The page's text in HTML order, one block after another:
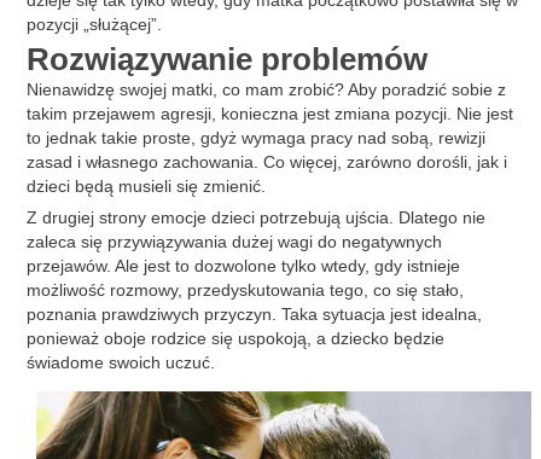
pozycji „służącej”.
Rozwiązywanie problemów
Nienawidzę swojej matki, co mam zrobić? Aby poradzić sobie z
takim przejawem agresji, konieczna jest zmiana pozycji. Nie jest
to jednak takie proste, gdyż wymaga pracy nad sobą, rewizji
zasad i własnego zachowania. Co więcej, zarówno dorośli, jak i
dzieci będą musieli się zmienić.
Z drugiej strony emocje dzieci potrzebują ujścia. Dlatego nie
zaleca się przywiązywania dużej wagi do negatywnych
przejawów. Ale jest to dozwolone tylko wtedy, gdy istnieje
możliwość rozmowy, przedyskutowania tego, co się stało,
poznania prawdziwych przyczyn. Taka sytuacja jest idealna,
ponieważ oboje rodzice się uspokoją, a dziecko będzie
świadome swoich uczuć.